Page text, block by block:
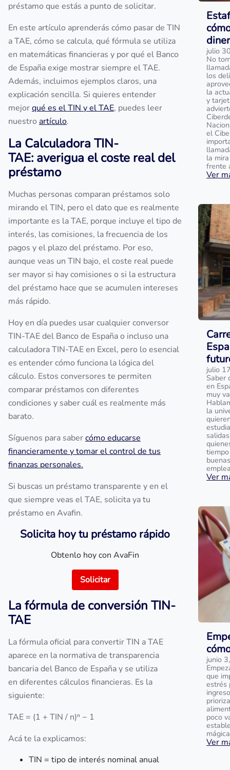
préstamo que estás a punto de solicitar.
En este artículo aprenderás cómo pasar de TIN
a TAE, cómo se calcula, qué fórmula se utiliza
en matemáticas financieras y por qué el Banco
de España exige mostrar siempre el TAE.
Además, incluimos ejemplos claros, una
explicación sencilla. Si quieres entender
mejorqué es el TIN y el TAE, puedes leer
nuestro artículo.
La Calculadora TIN-
TAE: averigua el coste real del
préstamo
Muchas personas comparan préstamos solo
mirando el TIN, pero el dato que es realmente
importante es la TAE, porque incluye el tipo de
interés, las comisiones, la frecuencia de los
pagos y el plazo del préstamo. Por eso,
aunque veas un TIN bajo, el coste real puede
ser mayor si hay comisiones o si la estructura
del préstamo hace que se acumulen intereses
más rápido.
Hoy en día puedes usar cualquier conversor
TIN-TAE del Banco de España o incluso una
calculadora TIN-TAE en Excel, pero lo esencial
es entender cómo funciona la lógica del
cálculo. Estos conversores te permiten
comparar préstamos con diferentes
condiciones y saber cuál es realmente más
barato.
Síguenos para sabercómo educarse
financieramente y tomar el control de tus
finanzas personales.
Si buscas un préstamo transparente y en el
que siempre veas el TAE, solicita ya tu
préstamo en Avafin.
Solicita hoy tu préstamo rápido
Obtenlo hoy con AvaFin
Solicitar
La fórmula de conversión TIN-
TAE
La fórmula oficial para convertir TIN a TAE
aparece en la normativa de transparencia
bancaria del Banco de España y se utiliza
en diferentes cálculos financieras. Es la
siguiente:
TAE = (1 + TIN / n)ⁿ − 1
Acá te la explicamos:
TIN = tipo de interés nominal anual
julio
No
los
la
y
el
la
frente
Ver
julio
Saber
en
muy
la
Ver
junio
que
estrés
poco
Ver